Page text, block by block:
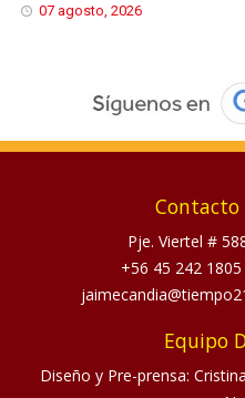
07 agosto, 2026
Contacto
Pje. Viertel #
+56 45 242 1805
Equipo
Diseño y Pre-prensa: